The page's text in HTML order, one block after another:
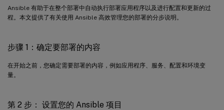
Ansible 有助于在整个部署中自动执行部署应用程序以及进行配置和更新的过
程。本文提供了有关使用 Ansible 高效管理您的部署的分步说明。
步骤 1：确定要部署的内容
在开始之前，您确定需要部署的内容，例如应用程序、服务、配置和环境变
量。
第 2 步： 设置您的 Ansible 项目